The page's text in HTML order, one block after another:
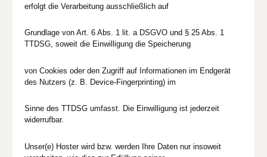
erfolgt die Verarbeitung ausschließlich auf
Grundlage von Art. 6 Abs. 1 lit. a DSGVO und § 25 Abs. 1
TTDSG, soweit die Einwilligung die Speicherung
von Cookies oder den Zugriff auf Informationen im Endgerät
des Nutzers (z. B. Device-Fingerprinting) im
Sinne des TTDSG umfasst. Die Einwilligung ist jederzeit
widerrufbar.
Unser(e) Hoster wird bzw. werden Ihre Daten nur insoweit